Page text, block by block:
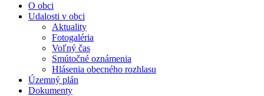
O obci
Udalosti v obci
Aktuality
Fotogaléria
Voľný čas
Smútočné oznámenia
Hlásenia obecného rozhlasu
Územný plán
Dokumenty